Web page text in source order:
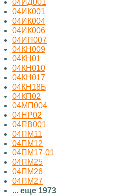
04ИД001
04ИК001
04ИК004
04ИК006
04ИП007
04КН009
04КН01
04КН010
04КН017
04КН18Б
04КП02
04МП004
04НР02
04ПВ001
04ПМ11
04ПМ12
04ПМ17-01
04ПМ25
04ПМ26
04ПМ27
... еще 1973